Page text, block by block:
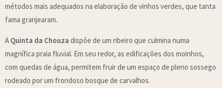
métodos mais adequados na elaboração de vinhos verdes, que tanta
fama granjearam.
A Quinta da Chouza dispõe de um ribeiro que culmina numa
magnífica praia fluvial. Em seu redor, as edificações dos moinhos,
com quedas de água, permitem fruir de um espaço de pleno sossego
rodeado por um frondoso bosque de carvalhos.